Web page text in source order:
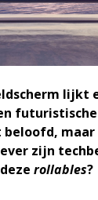
lijkt
beloofd,
zijn
rollables?